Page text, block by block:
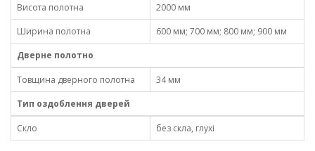
Висота полотна
2000 мм
Ширина полотна
600 мм; 700 мм; 800 мм; 900 мм
Дверне полотно
Товщина дверного полотна
34 мм
Тип оздоблення дверей
Скло без скла, глухі